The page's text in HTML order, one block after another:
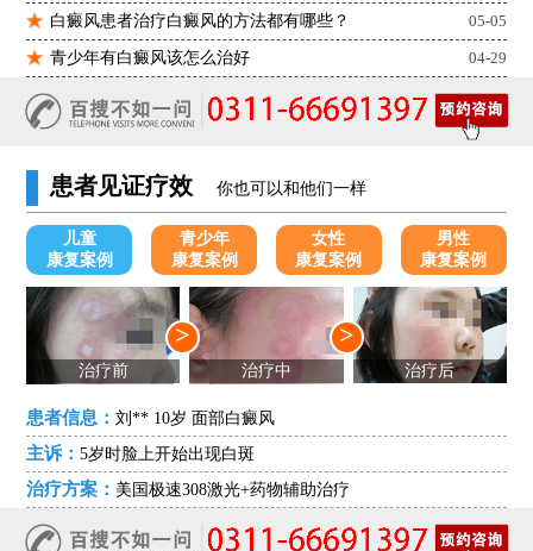
白癜风患者治疗白癜风的方法都有哪些？ 05-05
青少年有白癜风该怎么治好 04-29
患者见证疗效 你也可以和他们一样
儿童
康复案例
青少年
康复案例
女性
康复案例
男性
康复案例
治疗前
>
治疗中
>
治疗后
患者信息：刘** 10岁 面部白癜风
主诉：5岁时脸上开始出现白斑
治疗方案： 美国极速308激光+药物辅助治疗